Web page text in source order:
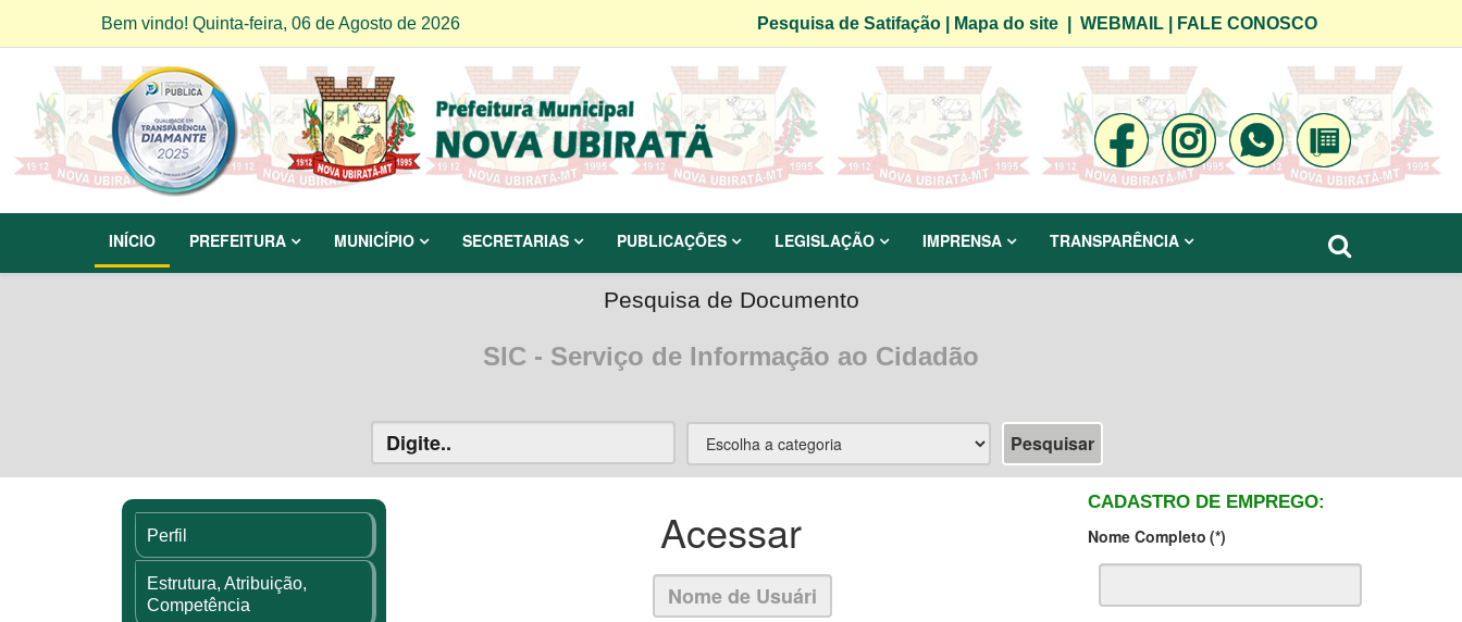
Bem vindo! Quinta-feira, 06 de Agosto de 2026 Pesquisa de Satifação| Mapa do site| WEBMAIL| FALE CONOSCO
INÍCIO PREFEITURA MUNICÍPIO SECRETARIAS PUBLICAÇÕES LEGISLAÇÃO IMPRENSA TRANSPARÊNCIA
Pesquisa de Documento
SIC - Serviço de Informação ao Cidadão
Perfil
Estrutura, Atribuição,
Competência
Acessar
CADASTRO DE EMPREGO:
Nome Completo (*)